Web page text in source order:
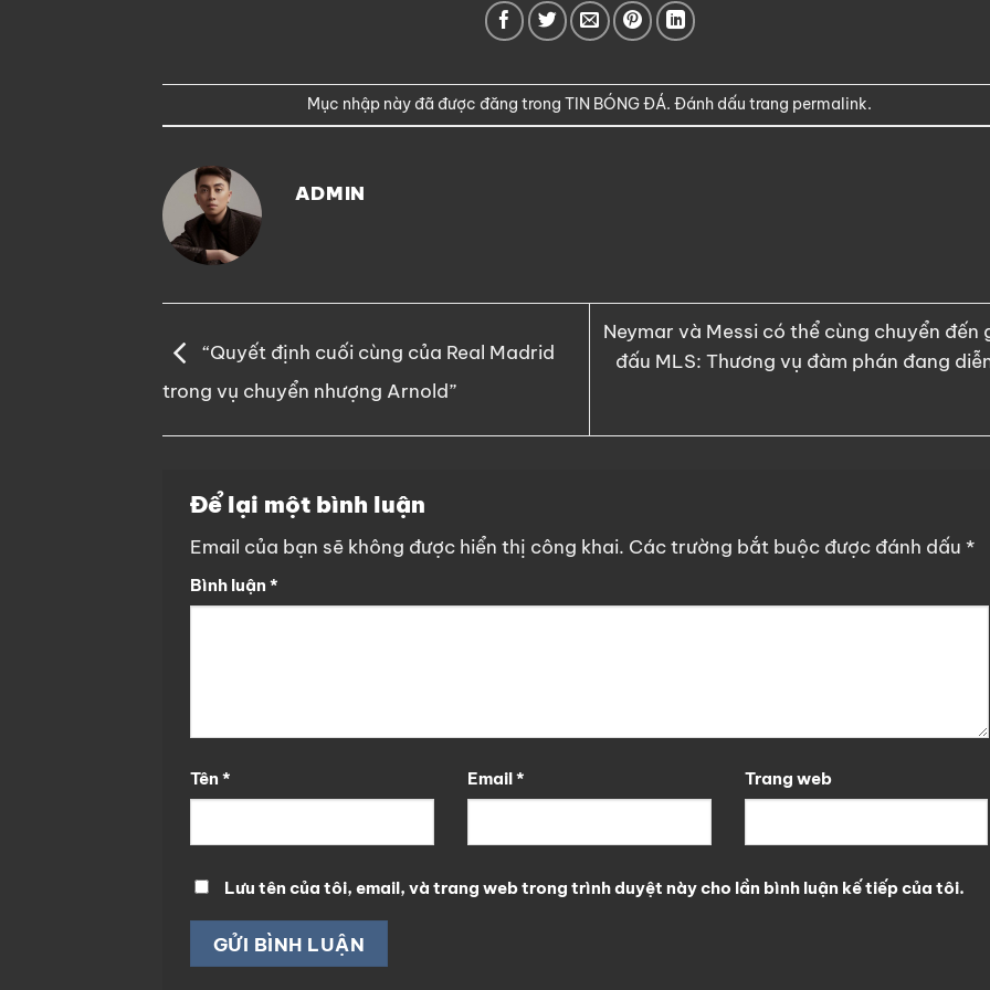
Mục nhập này đã được đăng trong TIN BÓNG ĐÁ. Đánh dấu trang permalink.
ADMIN
“Quyết định cuối cùng của Real Madrid
trong vụ chuyển nhượng Arnold”
Neymar và Messi có thể cùng chuyển đến
đấu MLS: Thương vụ đàm phán đang
Để lại một bình luận
Email của bạn sẽ không được hiển thị công khai. Các trường bắt buộc được đánh dấu *
Bình luận *
Tên * Email* Trang web
Lưu tên của tôi, email, và trang web trong trình duyệt này cho lần bình luận kế tiếp của tôi.